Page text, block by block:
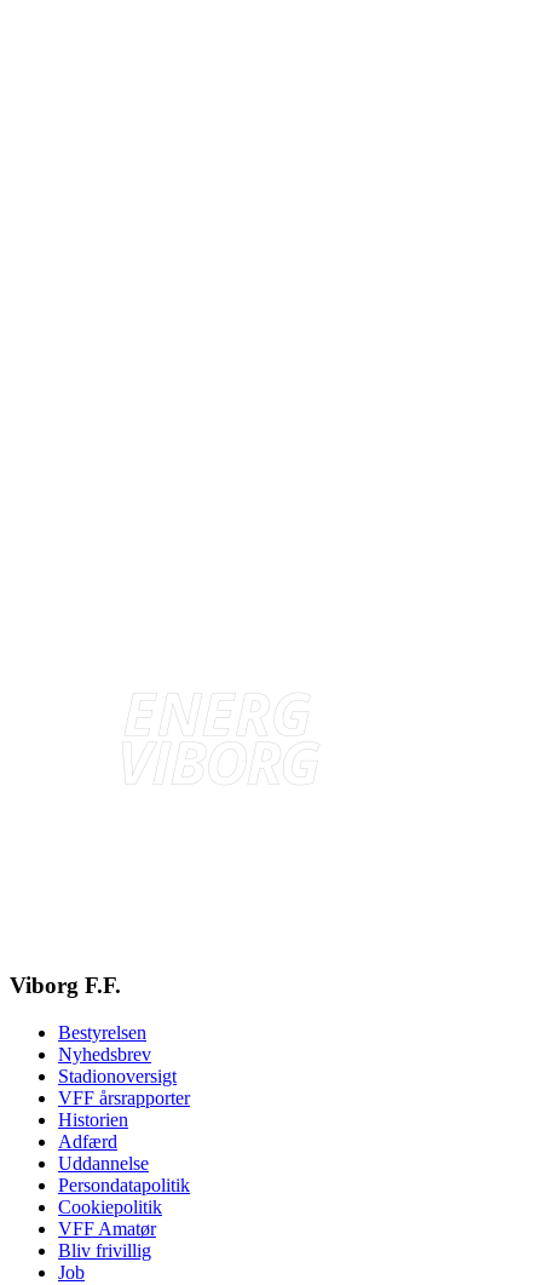
Viborg F.F.
Bestyrelsen
Nyhedsbrev
Stadionoversigt
VFF årsrapporter
Historien
Adfærd
Uddannelse
Persondatapolitik
Cookiepolitik
VFF Amatør
Bliv frivillig
Job